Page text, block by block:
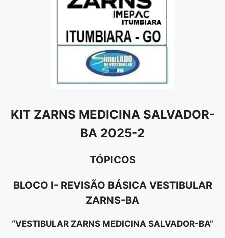
KIT ZARNS MEDICINA SALVADOR-
BA 2025-2
TÓPICOS
BLOCO I- REVISÃO BÁSICA VESTIBULAR
ZARNS-BA
“VESTIBULAR ZARNS MEDICINA SALVADOR-BA”